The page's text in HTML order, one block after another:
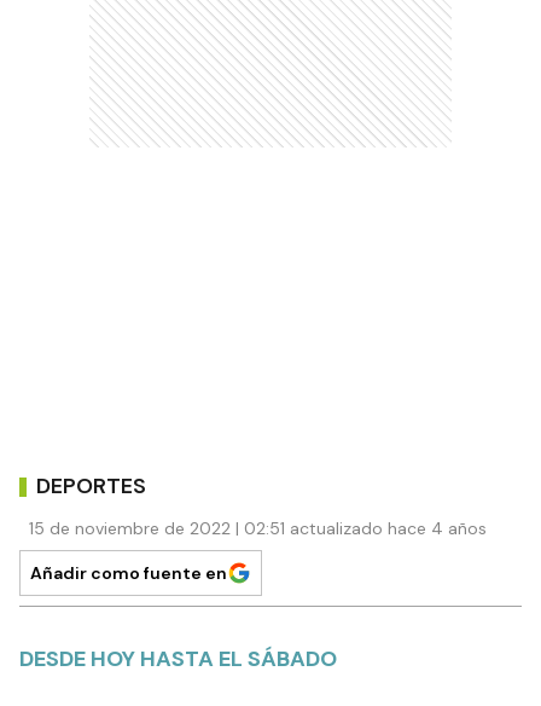
DEPORTES
15 de noviembre de 2022 | 02:51 actualizado hace 4 años
Añadir como fuente en
DESDE HOY HASTA EL SÁBADO